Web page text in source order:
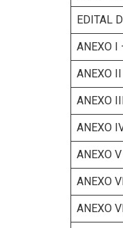
EDITAL
ANEXO I
ANEXO
ANEXO
ANEXO
ANEXO
ANEXO
ANEXO